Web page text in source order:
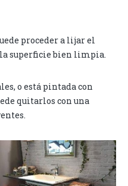
proceder a lijar el
superficie bien limpia.
o está pintada con
quitarlos con una